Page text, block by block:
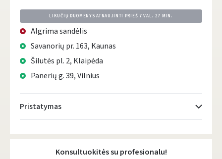
LIKUČIŲ DUOMENYS ATNAUJINTI PRIEŠ 7 VAL. 27 MIN.
Algrima sandėlis
Savanorių pr. 163, Kaunas
Šilutės pl. 2, Klaipėda
Panerių g. 39, Vilnius
Pristatymas
Atsiėmimo taškai- 0.00 €
Konsultuokitės su profesionalu!